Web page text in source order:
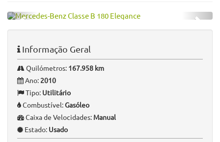
Informação Geral
Quilómetros: 167.958 km
Ano: 2010
Tipo: Utilitário
Combustível:Gasóleo
Caixa de Velocidades: Manual
Estado: Usado